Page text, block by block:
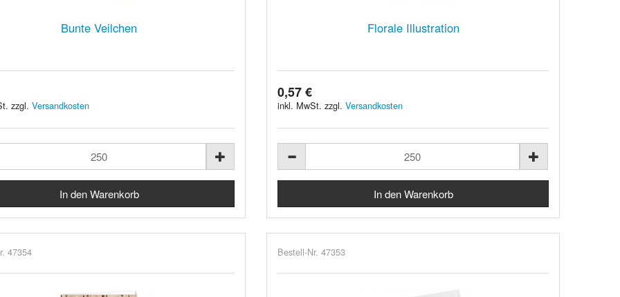
Bunte Veilchen
zzgl. Versandkosten
Florale Illustration
0,57 €
inkl. MwSt. zzgl.Versandkosten
47354 Bestell-Nr. 47353